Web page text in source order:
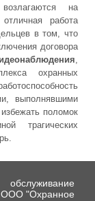
возлагаются на
работа
в том, что
договора
охранных
выполнявшими
поломок
трагических
ООО "Охранное